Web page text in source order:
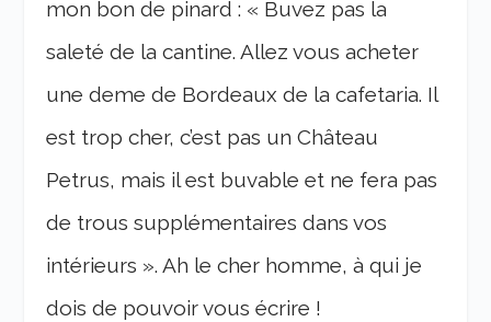
mon bon de pinard : « Buvez pas la
saleté de la cantine. Allez vous acheter
une deme de Bordeaux de la cafetaria. Il
est trop cher, c’est pas un Château
Petrus, mais il est buvable et ne fera pas
de trous supplémentaires dans vos
intérieurs ». Ah le cher homme, à qui je
dois de pouvoir vous écrire !